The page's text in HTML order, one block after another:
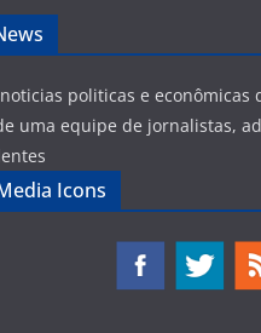
politicas e econômicas
uma equipe de jornalistas,
Icons